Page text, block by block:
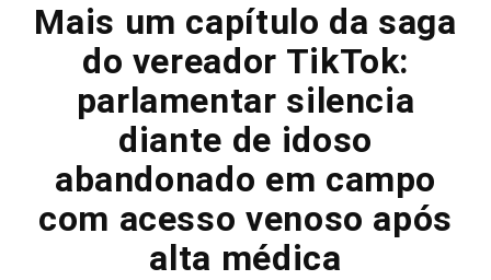
Mais um capítulo da saga
do vereador TikTok:
parlamentar silencia
diante de idoso
abandonado em campo
com acesso venoso após
alta médica